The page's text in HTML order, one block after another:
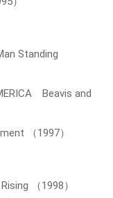
Standing
Beavis and
（1997）
（1998）